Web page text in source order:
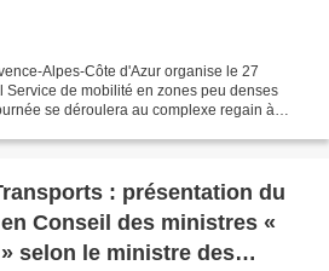
Alpes-Côte d'Azur organise le 27
Service de mobilité en zones peu denses
se déroulera au complexe regain à
: présentation du
Conseil des ministres «
selon le ministre des